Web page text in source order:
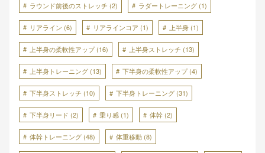
ラウンド前後のストレッチ (2) ラダートレーニング (1)
リアライン (6) リアラインコア (1) 上半身 (1)
上半身の柔軟性アップ(16) 上半身ストレッチ (13)
上半身トレーニング (13) 下半身の柔軟性アップ(4)
下半身ストレッチ (10) 下半身トレーニング (31)
下半身リード (2) 乗り感 (1) 体幹 (2)
体幹トレーニング (48) 体重移動 (8)